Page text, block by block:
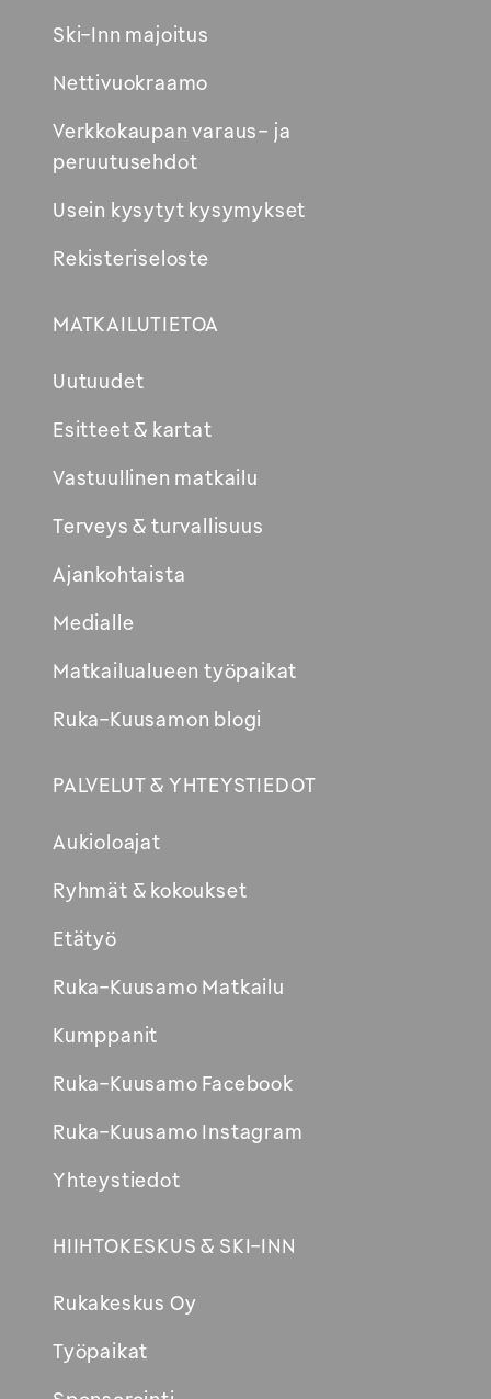
Ski-Inn majoitus
Nettivuokraamo
Verkkokaupan varaus- ja
peruutusehdot
Usein kysytyt kysymykset
Rekisteriseloste
MATKAILUTIETOA
Uutuudet
Esitteet & kartat
Vastuullinen matkailu
Terveys & turvallisuus
Ajankohtaista
Medialle
Matkailualueen työpaikat
Ruka-Kuusamon blogi
PALVELUT & YHTEYSTIEDOT
Aukioloajat
Ryhmät & kokoukset
Etätyö
Ruka-Kuusamo Matkailu
Kumppanit
Ruka-Kuusamo Facebook
Ruka-Kuusamo Instagram
Yhteystiedot
HIIHTOKESKUS & SKI-INN
Rukakeskus Oy
Työpaikat